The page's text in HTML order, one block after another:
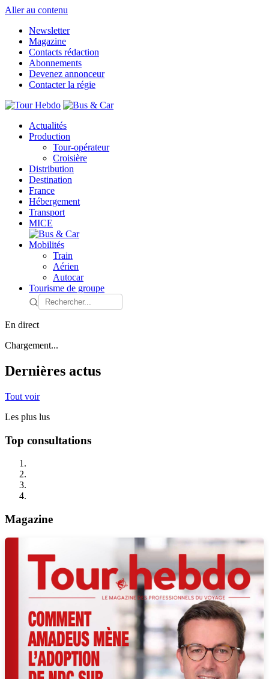
Aller au contenu
Newsletter
Magazine
Contacts rédaction
Abonnements
Devenez annonceur
Contacter la régie
Actualités
Production
Tour-opérateur
Croisière
Distribution
Destination
France
Hébergement
Transport
MICE
Mobilités
Train
Aérien
Autocar
Tourisme de groupe
En direct
Chargement...
Dernières actus
Tout voir
Les plus lus
Top consultations
Magazine